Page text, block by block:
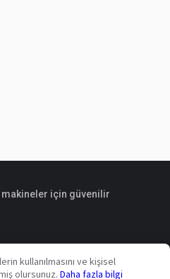
makineler için güvenilir
kullanılmasını ve kişisel
olursunuz. Daha fazla bilgi